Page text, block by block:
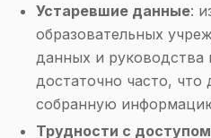
Устаревшие данные:
образовательных
данных и руководства
достаточно часто, что
собранную
Трудности с доступом